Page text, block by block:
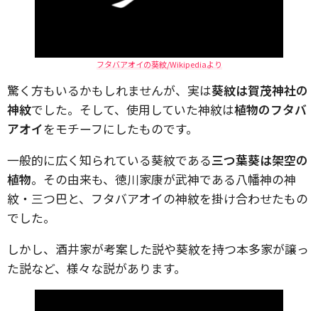
フタバアオイの葵紋/Wikipediaより
驚く方もいるかもしれませんが、実は葵紋は賀茂神社の
神紋でした。そして、使用していた神紋は植物のフタバ
アオイをモチーフにしたものです。
一般的に広く知られている葵紋である三つ葉葵は架空の
植物。その由来も、徳川家康が武神である八幡神の神
紋・三つ巴と、フタバアオイの神紋を掛け合わせたもの
でした。
しかし、酒井家が考案した説や葵紋を持つ本多家が譲っ
た説など、様々な説があります。